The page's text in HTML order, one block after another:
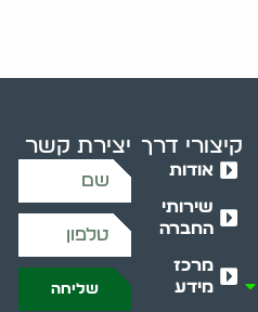
קיצורי דרך
אודות
שירותי
החברה
מרכז
מידע
יצירת קשר
שליחה